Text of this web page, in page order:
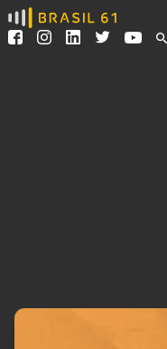
Ver todas as notícias
Podcasts